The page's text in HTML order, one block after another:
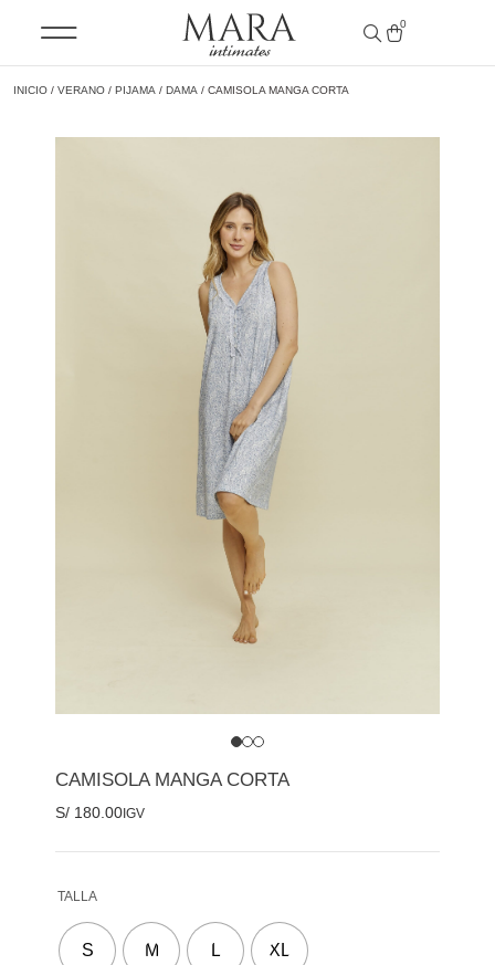
0
INICIO / VERANO / PIJAMA / DAMA / CAMISOLA MANGA CORTA
CAMISOLA MANGA CORTA
S/ 180.00 IGV
TALLA
S M L XL